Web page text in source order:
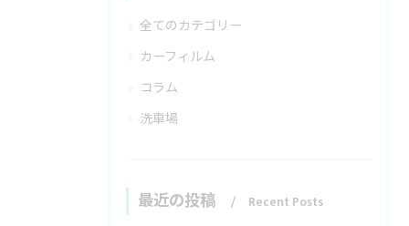
全てのカテゴリー
カーフィルム
コラム
洗車場
最近の投稿 Recent Posts